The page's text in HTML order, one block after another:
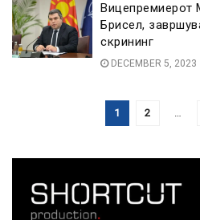
Вицепремиерот
Брисел,
скрининг
DECEMBER 5, 2023
1 2 …